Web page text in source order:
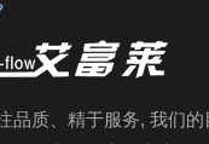
品质、精于服务, 我们的